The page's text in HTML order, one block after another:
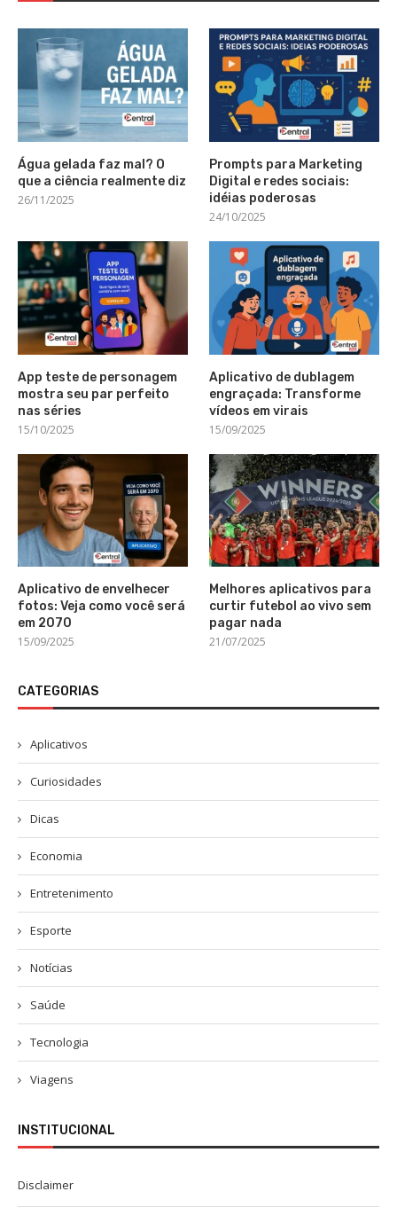
Água gelada faz mal? O
que a ciência realmente diz
26/11/2025
Prompts para Marketing
Digital e redes sociais:
idéias poderosas
24/10/2025
App teste de personagem
mostra seu par perfeito
nas séries
15/10/2025
Aplicativo de dublagem
engraçada: Transforme
vídeos em virais
15/09/2025
Aplicativo de envelhecer
fotos: Veja como você será
em 2070
15/09/2025
Melhores aplicativos para
curtir futebol ao vivo sem
pagar nada
21/07/2025
CATEGORIAS
Aplicativos
Curiosidades
Dicas
Economia
Entretenimento
Esporte
Notícias
Saúde
Tecnologia
Viagens
INSTITUCIONAL
Disclaimer